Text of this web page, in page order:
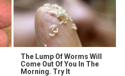
The Lump Of Worms Will
Come Out Of You In The
Morning. Try It